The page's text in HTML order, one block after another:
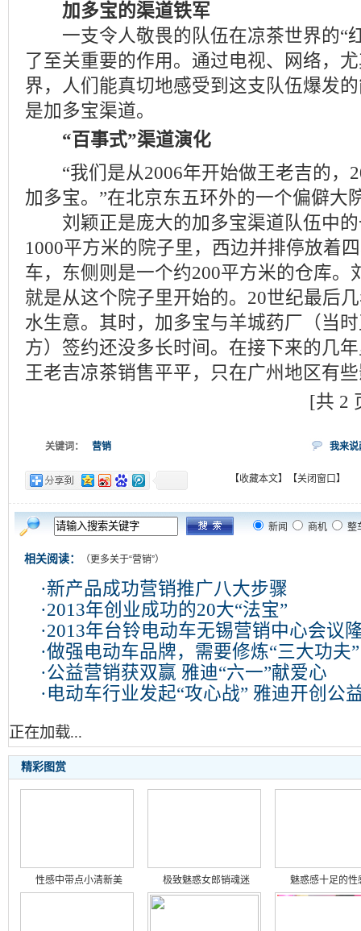
加多宝的渠道铁军
一支令人敬畏的队伍在凉茶世界的“
了至关重要的作用。通过电视、网络，
界，人们能真切地感受到这支队伍爆发
是加多宝渠道。
“百事式”渠道演化
“我们是从2006年开始做王老吉的，
加多宝。”在北京东五环外的一个偏僻大
刘颖正是庞大的加多宝渠道队伍中的
1000平方米的院子里，西边并排停放着
车，东侧则是一个约200平方米的仓库。
就是从这个院子里开始的。20世纪最后
水生意。其时，加多宝与羊城药厂（当
方）签约还没多长时间。在接下来的几
王老吉凉茶销售平平，只在广州地区有
[共
关键词： 营销 我来说
【收藏本文】 【关闭窗口】
新闻 商机 整
相关阅读： （更多关于“营销”）
·新产品成功营销推广八大步骤
·2013年创业成功的20大“法宝”
·2013年台铃电动车无锡营销中心会议
·做强电动车品牌，需要修炼“三大功夫”
·公益营销获双赢 雅迪“六一”献爱心
·电动车行业发起“攻心战” 雅迪开创公
正在加载...
精彩图赏
性感中带点小清新美 极致魅惑女郎销魂迷 魅惑感十足的性